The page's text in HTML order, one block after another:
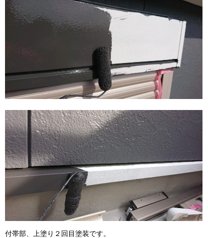
付帯部、上塗り２回目塗装です。